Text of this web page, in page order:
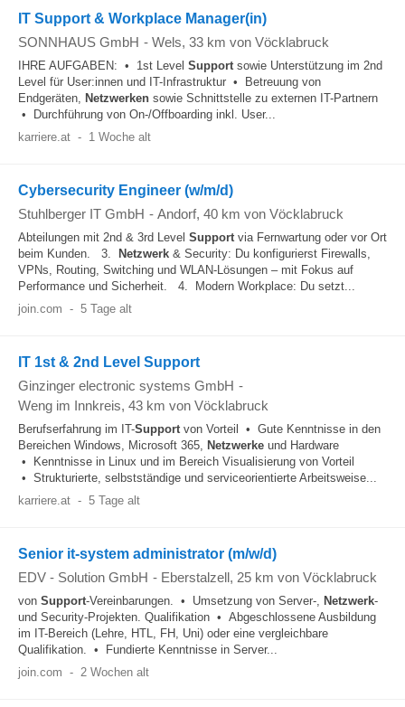
IT Support & Workplace Manager(in)
SONNHAUS GmbH - Wels, 33 km von Vöcklabruck
IHRE AUFGABEN: • 1st Level Supportsowie Unterstützung im 2nd
Level für User:innen und IT-Infrastruktur • Betreuung von
Endgeräten, Netzwerken sowie Schnittstelle zu externen IT-Partnern
• Durchführung von On-/Offboarding inkl. User...
karriere.at - 1 Woche alt
Cybersecurity Engineer (w/m/d)
Stuhlberger IT GmbH - Andorf, 40 km von Vöcklabruck
Abteilungen mit 2nd & 3rd Level Supportvia Fernwartung oder vor Ort
beim Kunden. 3.
Netzwerk & Security: Du konfigurierst Firewalls,
VPNs, Routing, Switching und WLAN-Lösungen – mit Fokus auf
Performance und Sicherheit. 4. Modern Workplace: Du setzt...
join.com - 5 Tage alt
IT 1st & 2nd Level Support
Ginzinger electronic systems GmbH -
Weng im Innkreis, 43 km von Vöcklabruck
Berufserfahrung im IT-Supportvon Vorteil • Gute Kenntnisse in den
Bereichen Windows, Microsoft 365, Netzwerke und Hardware
• Kenntnisse in Linux und im Bereich Visualisierung von Vorteil
• Strukturierte, selbstständige und serviceorientierte Arbeitsweise...
karriere.at - 5 Tage alt
Senior it-system administrator (m/w/d)
EDV - Solution GmbH - Eberstalzell, 25 km von Vöcklabruck
von Support-Vereinbarungen. • Umsetzung von Server-, Netzwerk-
und Security-Projekten. Qualifikation • Abgeschlossene Ausbildung
im IT-Bereich (Lehre, HTL, FH, Uni) oder eine vergleichbare
Qualifikation. • Fundierte Kenntnisse in Server...
join.com - 2 Wochen alt